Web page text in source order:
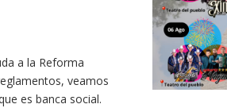
a la Reforma
veamos
es banca social.